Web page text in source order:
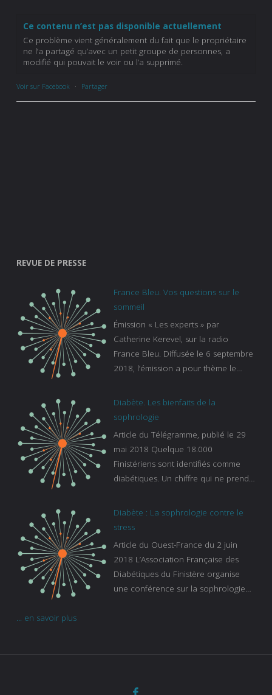
Ce contenu n’est pas disponible actuellement
Ce problème vient généralement du fait que le propriétaire
ne l’a partagé qu’avec un petit groupe de personnes, a
modifié qui pouvait le voir ou l’a supprimé.
Voir sur Facebook · Partager
REVUE DE PRESSE
France Bleu. Vos questions sur le
sommeil
Émission « Les experts » par
Catherine Kerevel, sur la radio
France Bleu. Diffusée le 6 septembre
2018, l’émission a pour thème le
bleu :
https://www.francebleu.fr/emissions/l
sur-le-sommeil
Diabète. Les bienfaits de la
sophrologie
Article du Télégramme, publié le 29
mai 2018 Quelque 18.000
Finistériens sont identifiés comme
diabétiques. Un chiffre qui ne prend
s’ignorent. « C’est une pathologie qui
continue à augmenter, souligne
de la Caisse primaire d’assurance-
maladie. C’est aussi une pathologie
qui peut être handicapante et coûte
cher quand on sait que 37 % des
Diabète : La sophrologie contre le
stress
Article du Ouest-France du 2 juin
2018 L’Association Française des
Diabétiques du Finistère organise
une conférence sur la sophrologie
... en savoir plus